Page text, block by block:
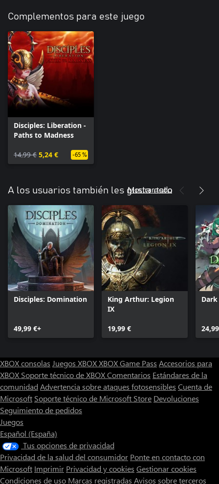
Complementos para este juego
Disciples: Liberation -
Paths to Madness
14,99 € 5,24 € -65 %
A los usuarios también les gusta esto
Mostrar todo
Disciples: Domination
49,99 €+
King Arthur: Legion
IX
19,99 €
XBOX consolas Juegos XBOXXBOX Game Pass Accesorios para
XBOX Soporte técnico de XBOXComentarios Estándares de la
comunidad Advertencia sobre ataques fotosensibles Cuenta de
Microsoft Soporte técnico de Microsoft Store Devoluciones
Seguimiento de pedidos
Juegos
Español (España)
Tus opciones de privacidad
Privacidad de la salud del consumidor Ponte en contacto con
Microsoft Imprimir Privacidad y cookies Gestionar cookies
Condiciones de uso Marcas registradas Avisos sobre terceros